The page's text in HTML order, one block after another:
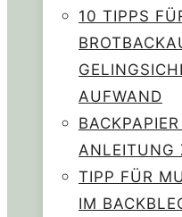
10 TIPPS
AUFWAND
ANLEITUNG
TIPP FÜR
IM